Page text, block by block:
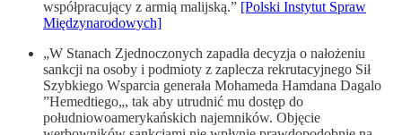
współpracujący z armią malijską.” [Polski Instytut Spraw
Międzynarodowych]
„W Stanach Zjednoczonych zapadła decyzja o nałożeniu
sankcji na osoby i podmioty z zaplecza rekrutacyjnego Sił
Szybkiego Wsparcia generała Mohameda Hamdana Dagalo
”Hemedtiego„, tak aby utrudnić mu dostęp do
południowoamerykańskich najemników. Objęcie